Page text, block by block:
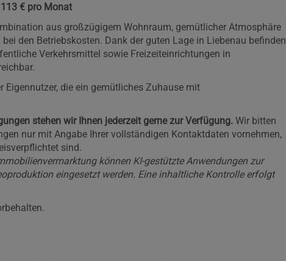
113 € pro Monat
aus großzügigem Wohnraum, gemütlicher Atmosphäre
den Betriebskosten. Dank der guten Lage in Liebenau befinden
Verkehrsmittel sowie Freizeiteinrichtungen in
Eigennutzer, die ein gemütliches Zuhause mit
stehen wir Ihnen jederzeit gerne zur Verfügung. Wir bitten
nur mit Angabe Ihrer vollständigen Kontaktdaten vornehmen,
sind.
können KI-gestützte Anwendungen zur
eingesetzt werden. Eine inhaltliche Kontrolle erfolgt